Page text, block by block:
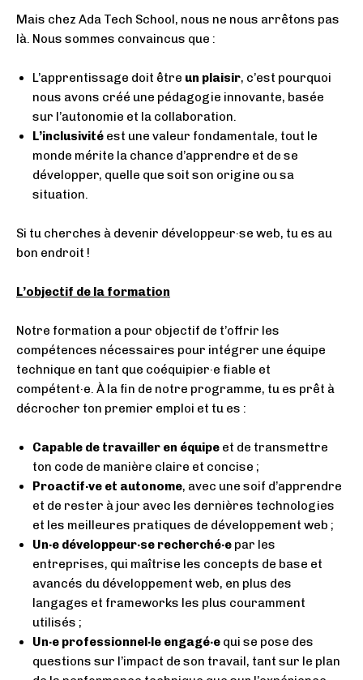
Mais chez Ada Tech School, nous ne nous arrêtons pas
là. Nous sommes convaincus que :
L’apprentissage doit être un plaisir, c’est pourquoi
nous avons créé une pédagogie innovante, basée
sur l’autonomie et la collaboration.
L’inclusivité est une valeur fondamentale, tout le
monde mérite la chance d’apprendre et de se
développer, quelle que soit son origine ou sa
situation.
Si tu cherches à devenir développeur·se web, tu es au
bon endroit !
L’objectif de la formation
Notre formation a pour objectif de t’offrir les
compétences nécessaires pour intégrer une équipe
technique en tant que coéquipier·e fiable et
compétent·e. À la fin de notre programme, tu es prêt à
décrocher ton premier emploi et tu es :
Capable de travailler en équipe et de transmettre
ton code de manière claire et concise ;
Proactif·ve et autonome, avec une soif d’apprendre
et de rester à jour avec les dernières technologies
et les meilleures pratiques de développement web ;
Un·e développeur·se recherché·e par les
entreprises, qui maîtrise les concepts de base et
avancés du développement web, en plus des
langages et frameworks les plus couramment
utilisés ;
Un·e professionnel·le engagé·e qui se pose des
questions sur l’impact de son travail, tant sur le plan